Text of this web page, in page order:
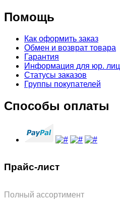
Помощь
Как оформить заказ
Обмен и возврат товара
Гарантия
Информация для юр. лиц
Статусы заказов
Группы покупателей
Способы оплаты
Прайс-лист
Полный ассортимент